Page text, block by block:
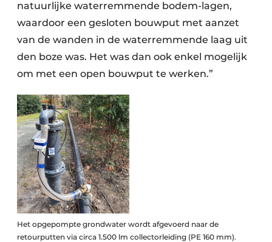
natuurlijke waterremmende bodem-lagen,
waardoor een gesloten bouwput met aanzet
van de wanden in de waterremmende laag uit
den boze was. Het was dan ook enkel mogelijk
om met een open bouwput te werken.”
Het opgepompte grondwater wordt afgevoerd naar de
retourputten via circa 1.500 lm collectorleiding (PE 160 mm).